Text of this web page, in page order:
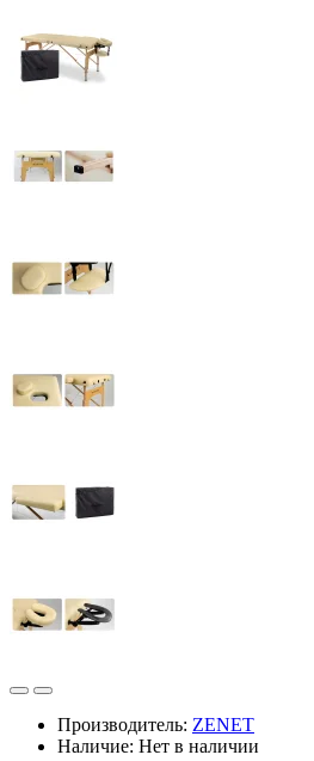
Производитель: ZENET
Наличие: Нет в наличии